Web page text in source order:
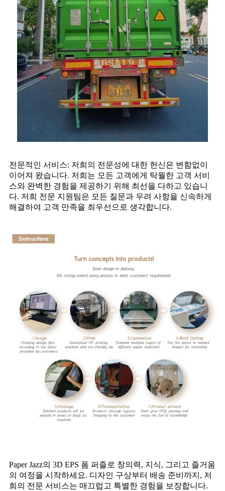
전문적인 서비스: 저희의 전문성에 대한 헌신은 변함없이
이어져 왔습니다. 저희는 모든 고객에게 탁월한 고객 서비
스와 완벽한 경험을 제공하기 위해 최선을 다하고 있습니
다. 저희 전문 지원팀은 모든 질문과 우려 사항을 신속하게
해결하여 고객 만족을 최우선으로 생각합니다.
Paper Jazz의 3D EPS 폼 퍼즐로 창의력, 지식, 그리고 즐거움
의 여정을 시작하세요. 디자인 구상부터 배송 준비까지, 저
희의 전문 서비스는 매끄럽고 특별한 경험을 보장합니다.